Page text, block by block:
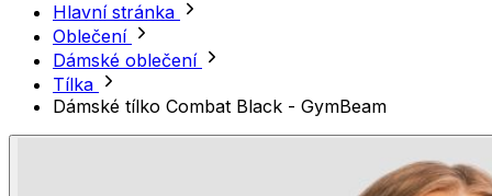
Hlavní stránka
Oblečení
Dámské oblečení
Tílka
Dámské tílko Combat Black - GymBeam